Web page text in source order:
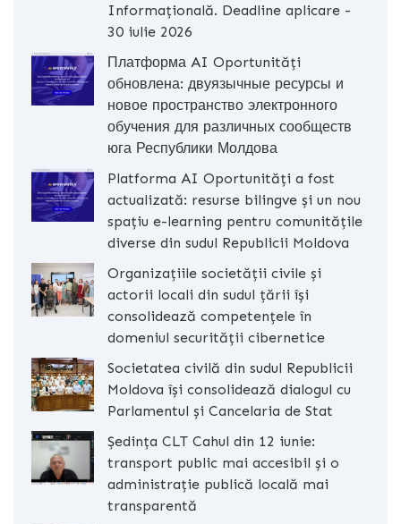
Informațională. Deadline aplicare -
30 iulie 2026
Платформа AI Oportunități
обновлена: двуязычные ресурсы и
новое пространство электронного
обучения для различных сообществ
юга Республики Молдова
Platforma AI Oportunități a fost
actualizată: resurse bilingve și un nou
spațiu e-learning pentru comunitățile
diverse din sudul Republicii Moldova
Organizațiile societății civile și
actorii locali din sudul țării își
consolidează competențele în
domeniul securității cibernetice
Societatea civilă din sudul Republicii
Moldova își consolidează dialogul cu
Parlamentul și Cancelaria de Stat
Ședința CLT Cahul din 12 iunie:
transport public mai accesibil și o
administrație publică locală mai
transparentă